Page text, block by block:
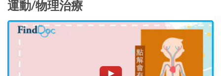
運動/物理治療